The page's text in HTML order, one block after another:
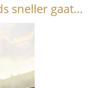
sneller gaat…